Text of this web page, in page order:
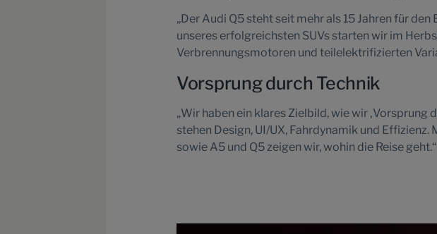
„Der Audi Q5 steht seit mehr als 15 Jahren für
unseres erfolgreichsten SUVs starten wir im
Verbrennungsmotoren und teilelektrifizierten
Vorsprung durch Technik
„Wir haben ein klares Zielbild, wie wir ‚Vorsprung
stehen Design, UI/UX, Fahrdynamik und
sowie A5 und Q5 zeigen wir, wohin die Reise geht.“